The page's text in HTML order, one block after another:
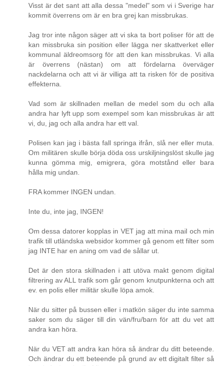
Visst är det sant att alla dessa "medel" som vi i Sverige har
kommit överrens om är en bra grej kan missbrukas.
Jag tror inte någon säger att vi ska ta bort poliser för att de
kan missbruka sin position eller lägga ner skattverket eller
kommunal äldreomsorg för att den kan missbrukas. Vi alla
är överrens (nästan) om att fördelarna överväger
nackdelarna och att vi är villiga att ta risken för de positiva
effekterna.
Vad som är skillnaden mellan de medel som du och alla
andra har lyft upp som exempel som kan missbrukas är att
vi, du, jag och alla andra har ett val.
Polisen kan jag i bästa fall springa ifrån, slå ner eller muta.
Om militären skulle börja döda oss urskiljningslöst skulle jag
kunna gömma mig, emigrera, göra motstånd eller bara
hålla mig undan.
FRA kommer INGEN undan.
Inte du, inte jag, INGEN!
Om dessa datorer kopplas in VET jag att mina mail och min
trafik till utländska websidor kommer gå genom ett filter som
jag INTE har en aning om vad de sållar ut.
Det är den stora skillnaden i att utöva makt genom digital
filtrering av ALL trafik som går genom knutpunkterna och att
ev. en polis eller militär skulle löpa amok.
När du sitter på bussen eller i matkön säger du inte samma
saker som du säger till din vän/fru/barn för att du vet att
andra kan höra.
När du VET att andra kan höra så ändrar du ditt beteende.
Och ändrar du ett beteende på grund av ett digitalt filter så